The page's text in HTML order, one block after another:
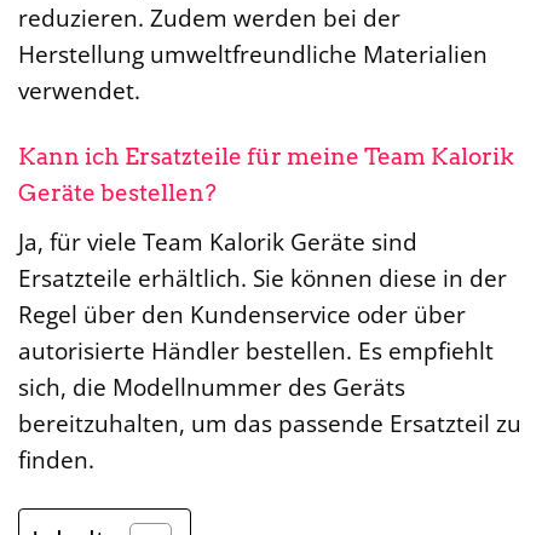
reduzieren. Zudem werden bei der
Herstellung umweltfreundliche Materialien
verwendet.
Kann ich Ersatzteile für meine Team Kalorik
Geräte bestellen?
Ja, für viele Team Kalorik Geräte sind
Ersatzteile erhältlich. Sie können diese in der
Regel über den Kundenservice oder über
autorisierte Händler bestellen. Es empfiehlt
sich, die Modellnummer des Geräts
bereitzuhalten, um das passende Ersatzteil zu
finden.